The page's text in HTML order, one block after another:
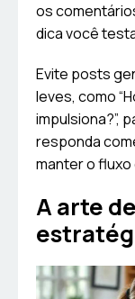
os
dica você
Evite posts
leves, como
impulsiona?”,
responda
manter o fluxo
A arte